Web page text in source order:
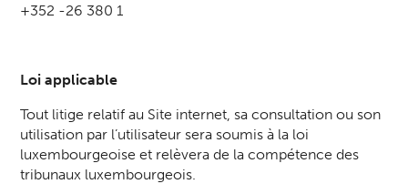
+352 -26 380 1
Loi applicable
Tout litige relatif au Site internet, sa consultation ou son
utilisation par l’utilisateur sera soumis à la loi
luxembourgeoise et relèvera de la compétence des
tribunaux luxembourgeois.